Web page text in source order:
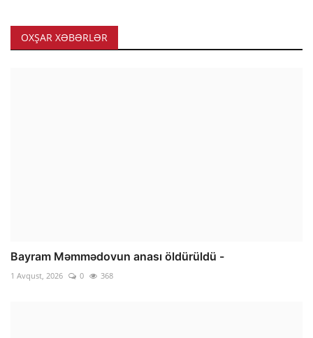
OXŞAR XƏBƏRLƏR
Bayram Məmmədovun anası öldürüldü -
1 Avqust, 2026 0 368